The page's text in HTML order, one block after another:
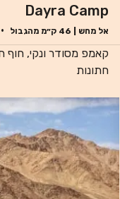
Dayra Camp
אל מחש 46 ק״מ מהגבול ·
קאמפ מסודר ונקי, חוף
חתונות